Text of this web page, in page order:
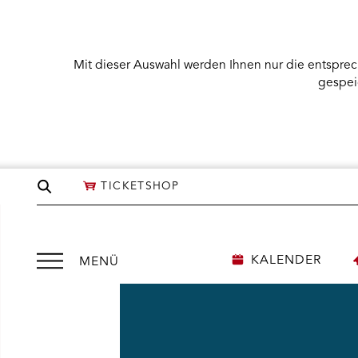
Seite
TICKETSHOP
Mit dieser Auswahl werden Ihnen nur die
MENÜ
Menü
KALENDER